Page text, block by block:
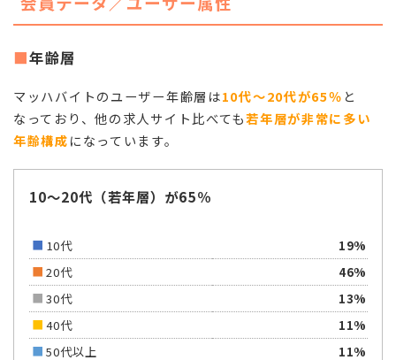
年齢層
マッハバイトのユーザー年齢層は10代～20代が65％ と
なっており、他の求人サイト比べても若年層が非常に多い
年齢構成になっています。
10～20代（若年層）が65％
10代
19%
20代
46%
30代
13%
40代
11%
50代以上
11%